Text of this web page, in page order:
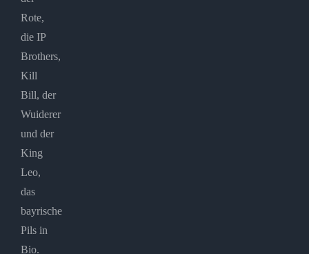
Rote,
die IP
Brothers,
Kill
Bill, der
Wuiderer
und der
King
Leo,
das
bayrische
Pils in
Bio.